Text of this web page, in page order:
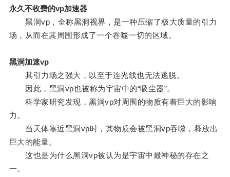
永久不收费的vp加速器
黑洞vp，全称黑洞视界，是一种压缩了极大质量的引力
场，从而在其周围形成了一个吞噬一切的区域。
黑洞加速vp
其引力场之强大，以至于连光线也无法逃脱。
因此，黑洞vp也被称为宇宙中的“吸尘器”。
科学家研究发现，黑洞vp对周围的物质有着巨大的影响
力。
当天体靠近黑洞vp时，其物质会被黑洞vp吞噬，释放出
巨大的能量。
这也是为什么黑洞vp被认为是宇宙中最神秘的存在之
一。